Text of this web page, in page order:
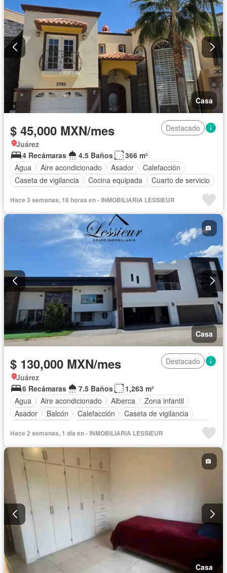
Casa
$ 45,000 MXN/mes
Destacado
Juárez
4 Recámaras
4.5 Baños
366 m²
Agua
Aire acondicionado Asador
Calefacción
Caseta de vigilancia
Cocina equipada
Cuarto de servicio
Recámara con closet
Permite niños Sin amueblar
Hace 3 semanas, 18 horas en - INMOBILIARIA LESSIEUR
Casa
$ 130,000 MXN/mes
Destacado
Juárez
6 Recámaras
7.5 Baños
1,263 m²
Agua
Aire acondicionado Alberca
Zona infantil
Asador
Balcón Calefacción
Caseta de vigilancia
Cuarto de servicio
Electricidad
Estacionamiento Gas natural
Recámara con closet
Zonas verdes
Permite mascotas
Permite niños
Hace 2 semanas, 1 día en - INMOBILIARIA LESSIEUR
Casa